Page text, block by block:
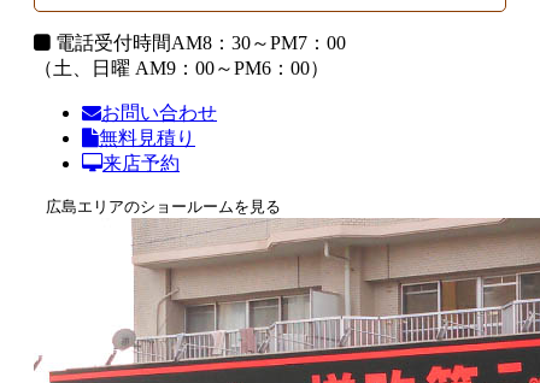
電話受付時間AM8：30～PM7：00
（土、日曜 AM9：00～PM6：00）
お問い合わせ
無料見積り
来店予約
広島エリアのショールームを見る